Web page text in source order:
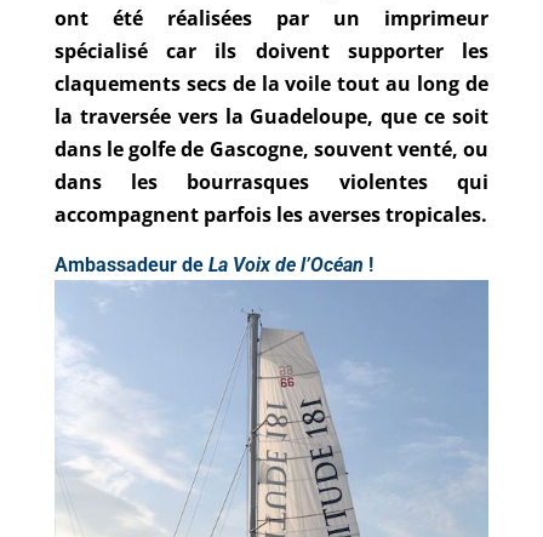
ont été réalisées par un imprimeur
spécialisé car ils doivent supporter les
claquements secs de la voile tout au long de
la traversée vers la Guadeloupe, que ce soit
dans le golfe de Gascogne, souvent venté, ou
dans les bourrasques violentes qui
accompagnent parfois les averses tropicales.
Ambassadeur deLa Voix de l’Océan !